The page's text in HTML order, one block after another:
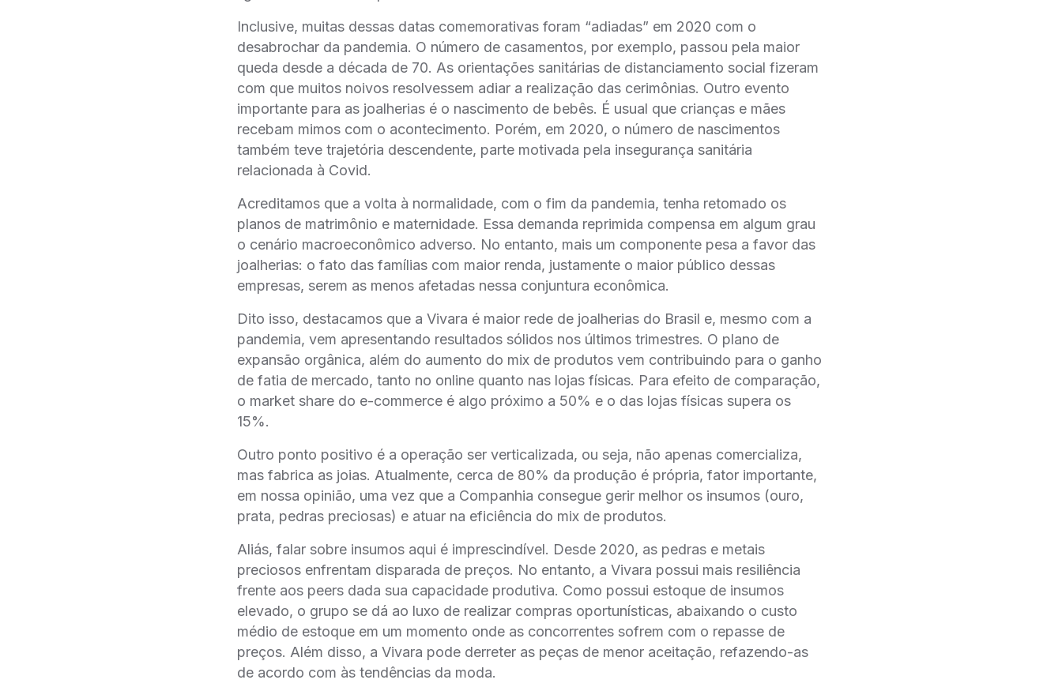
Inclusive, muitas dessas datas comemorativas foram “adiadas” em 2020 com o
desabrochar da pandemia. O número de casamentos, por exemplo, passou pela maior
queda desde a década de 70. As orientações sanitárias de distanciamento social fizeram
com que muitos noivos resolvessem adiar a realização das cerimônias. Outro evento
importante para as joalherias é o nascimento de bebês. É usual que crianças e mães
recebam mimos com o acontecimento. Porém, em 2020, o número de nascimentos
também teve trajetória descendente, parte motivada pela insegurança sanitária
relacionada à Covid.
Acreditamos que a volta à normalidade, com o fim da pandemia, tenha retomado os
planos de matrimônio e maternidade. Essa demanda reprimida compensa em algum grau
o cenário macroeconômico adverso. No entanto, mais um componente pesa a favor das
joalherias: o fato das famílias com maior renda, justamente o maior público dessas
empresas, serem as menos afetadas nessa conjuntura econômica.
Dito isso, destacamos que a Vivara é maior rede de joalherias do Brasil e, mesmo com a
pandemia, vem apresentando resultados sólidos nos últimos trimestres. O plano de
expansão orgânica, além do aumento do mix de produtos vem contribuindo para o ganho
de fatia de mercado, tanto no online quanto nas lojas físicas. Para efeito de comparação,
o market share do e-commerce é algo próximo a 50% e o das lojas físicas supera os
15%.
Outro ponto positivo é a operação ser verticalizada, ou seja, não apenas comercializa,
mas fabrica as joias. Atualmente, cerca de 80% da produção é própria, fator importante,
em nossa opinião, uma vez que a Companhia consegue gerir melhor os insumos (ouro,
prata, pedras preciosas) e atuar na eficiência do mix de produtos.
Aliás, falar sobre insumos aqui é imprescindível. Desde 2020, as pedras e metais
preciosos enfrentam disparada de preços. No entanto, a Vivara possui mais resiliência
frente aos peers dada sua capacidade produtiva. Como possui estoque de insumos
elevado, o grupo se dá ao luxo de realizar compras oportunísticas, abaixando o custo
médio de estoque em um momento onde as concorrentes sofrem com o repasse de
preços. Além disso, a Vivara pode derreter as peças de menor aceitação, refazendo-as
de acordo com às tendências da moda.